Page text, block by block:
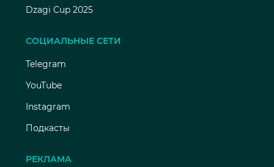
Dzagi Cup 2025
СОЦИАЛЬНЫЕ СЕТИ
Telegram
YouTube
Instagram
Подкасты
РЕКЛАМА